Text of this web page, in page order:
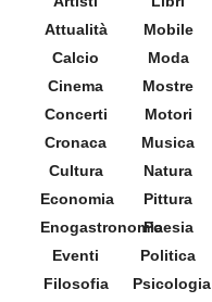
Attualità
Calcio
Cinema
Concerti
Cronaca
Cultura
Economia
Enogastronomia
Eventi
Filosofia
Mobile
Moda
Mostre
Motori
Musica
Natura
Pittura
Poesia
Politica
Psicologia